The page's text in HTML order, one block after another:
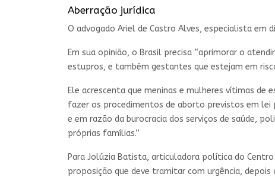
Aberração jurídica
O advogado Ariel de Castro Alves, especialista em
Em sua opinião, o Brasil precisa “aprimorar o
estupros, e também gestantes que estejam em
Ele acrescenta que meninas e mulheres vítimas
fazer os procedimentos de aborto previstos em lei
e em razão da burocracia dos serviços de saúde,
próprias famílias.”
Para Jolúzia Batista, articuladora política do Centro
proposição que deve tramitar com urgência,